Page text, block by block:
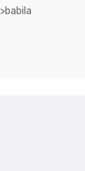
>babila